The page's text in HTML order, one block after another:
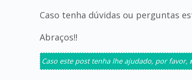
Caso tenha dúvidas ou perguntas
Abraços!!
Caso este post tenha lhe ajudado, por favor,